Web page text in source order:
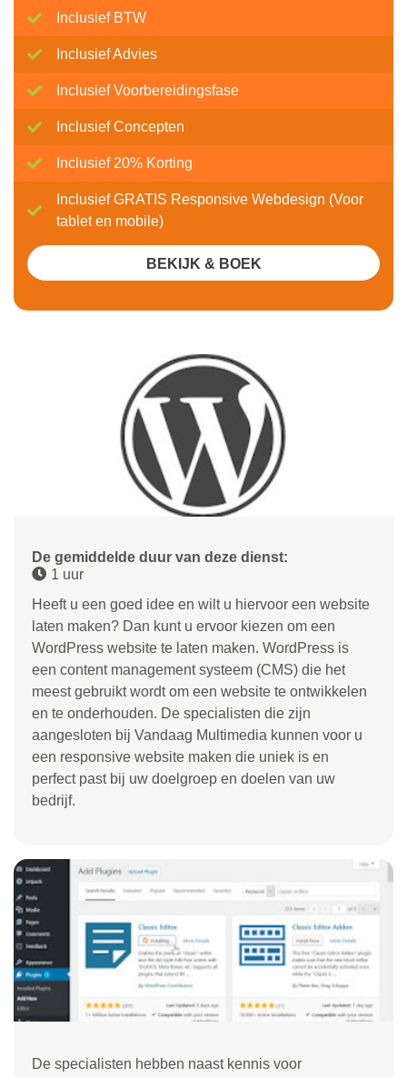
De gemiddelde duur van deze dienst:
1 uur
Heeft u een goed idee en wilt u hiervoor een website
laten maken? Dan kunt u ervoor kiezen om een
WordPress website te laten maken. WordPress is
een content management systeem (CMS) die het
meest gebruikt wordt om een website te ontwikkelen
en te onderhouden. De specialisten die zijn
aangesloten bij Vandaag Multimedia kunnen voor u
een responsive website maken die uniek is en
perfect past bij uw doelgroep en doelen van uw
bedrijf.
Inclusief BTW
Inclusief Advies
Inclusief Voorbereidingsfase
Inclusief Concepten
Inclusief 20% Korting
Inclusief GRATIS Responsive Webdesign (Voor
tablet en mobile)
BEKIJK & BOEK
De specialisten hebben naast kennis voor